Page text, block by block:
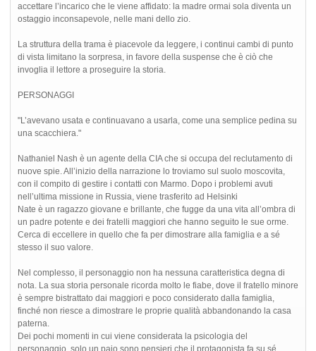
accettare l’incarico che le viene affidato: la madre ormai sola diventa un
ostaggio inconsapevole, nelle mani dello zio.
La struttura della trama è piacevole da leggere, i continui cambi di punto
di vista limitano la sorpresa, in favore della suspense che è ciò che
invoglia il lettore a proseguire la storia.
PERSONAGGI
"L’avevano usata e continuavano a usarla, come una semplice pedina su
una scacchiera."
Nathaniel Nash è un agente della CIA che si occupa del reclutamento di
nuove spie. All’inizio della narrazione lo troviamo sul suolo moscovita,
con il compito di gestire i contatti con Marmo. Dopo i problemi avuti
nell’ultima missione in Russia, viene trasferito ad Helsinki
Nate è un ragazzo giovane e brillante, che fugge da una vita all’ombra di
un padre potente e dei fratelli maggiori che hanno seguito le sue orme.
Cerca di eccellere in quello che fa per dimostrare alla famiglia e a sé
stesso il suo valore.
Nel complesso, il personaggio non ha nessuna caratteristica degna di
nota. La sua storia personale ricorda molto le fiabe, dove il fratello minore
è sempre bistrattato dai maggiori e poco considerato dalla famiglia,
finché non riesce a dimostrare le proprie qualità abbandonando la casa
paterna.
Dei pochi momenti in cui viene considerata la psicologia del
personaggio, solo un paio sono pensieri che il protagonista fa su sé